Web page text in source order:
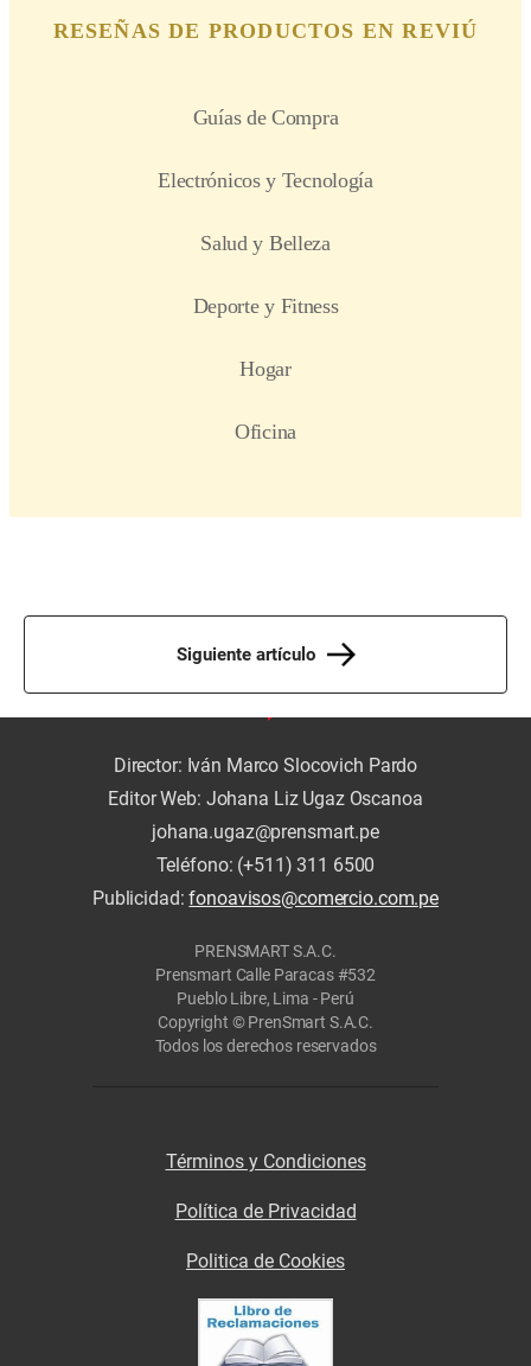
Siguiente artículo
Director: Iván Marco Slocovich Pardo
Editor Web: Johana Liz Ugaz Oscanoa
johana.ugaz@prensmart.pe
Teléfono: (+511) 311 6500
Publicidad:fonoavisos@comercio.com.pe
PRENSMART S.A.C.
Prensmart Calle Paracas #532
Pueblo Libre, Lima - Perú
Copyright © PrenSmart S.A.C.
Todos los derechos reservados
Términos y Condiciones
Política de Privacidad
Politica de Cookies